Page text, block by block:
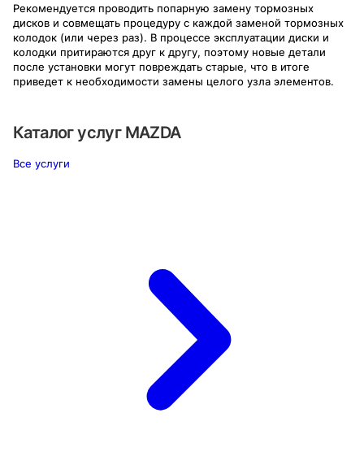
Рекомендуется проводить попарную замену тормозных
дисков и совмещать процедуру с каждой заменой тормозных
колодок (или через раз). В процессе эксплуатации диски и
колодки притираются друг к другу, поэтому новые детали
после установки могут повреждать старые, что в итоге
приведет к необходимости замены целого узла элементов.
Каталог услуг MAZDA
Все услуги